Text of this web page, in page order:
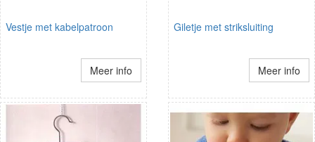
Vestje met kabelpatroon
Meer info
Giletje met striksluiting
Meer info